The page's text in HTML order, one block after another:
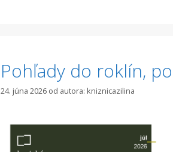
Pohľady do roklín,
24. júna 2026 od autora: kniznicazilina